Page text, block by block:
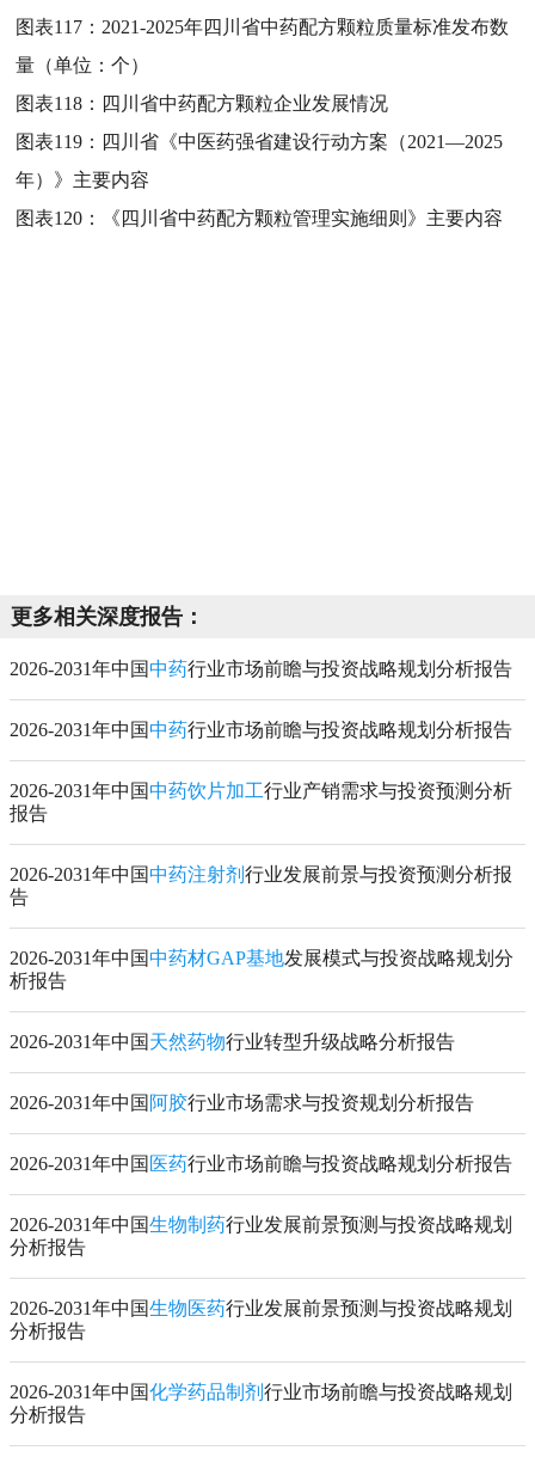
图表117： 2021-2025年四川省中药配方颗粒质量标准发布数
量（单位：个）
图表118： 四川省中药配方颗粒企业发展情况
图表119： 四川省《中医药强省建设行动方案（2021—2025
年）》主要内容
图表120：
《四川省中药配方颗粒管理实施细则》主要内容
更多相关深度报告：
2026-2031年中国中药行业市场前瞻与投资战略规划分析报告
2026-2031年中国中药行业市场前瞻与投资战略规划分析报告
2026-2031年中国中药饮片加工行业产销需求与投资预测分析
报告
2026-2031年中国中药注射剂 行业发展前景与投资预测分析报
告
2026-2031年中国中药材GAP基地发展模式与投资战略规划分
析报告
2026-2031年中国 天然药物行业转型升级战略分析报告
2026-2031年中国 阿胶行业市场需求与投资规划分析报告
2026-2031年中国 医药行业市场前瞻与投资战略规划分析报告
2026-2031年中国生物制药行业发展前景预测与投资战略规划
分析报告
2026-2031年中国生物医药行业发展前景预测与投资战略规划
分析报告
2026-2031年中国化学药品制剂 行业市场前瞻与投资战略规划
分析报告